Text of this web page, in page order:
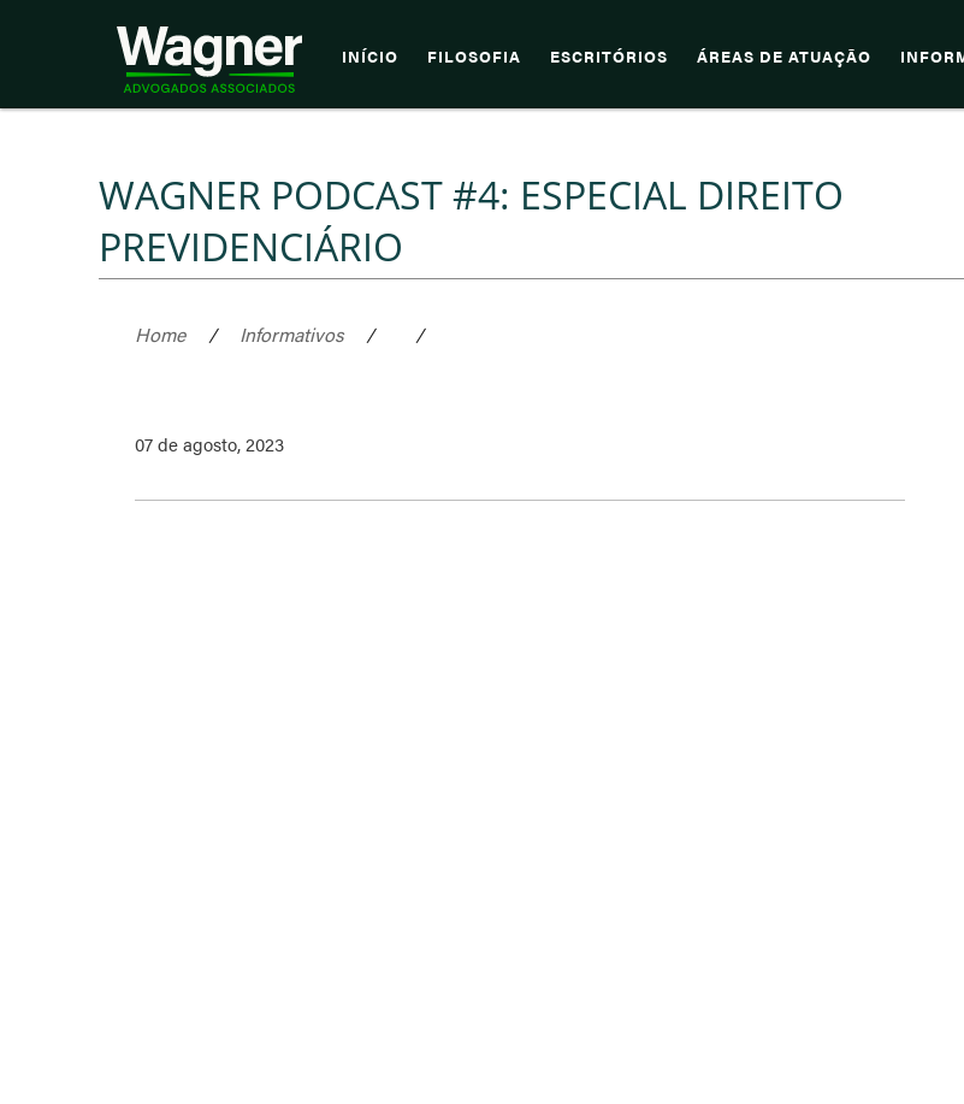
INÍCIO FILOSOFIA ESCRITÓRIOS ÁREAS DE ATUAÇÃO
WAGNER PODCAST #4: ESPECIAL DIREITO
PREVIDENCIÁRIO
Home / Informativos / /
07 de agosto, 2023